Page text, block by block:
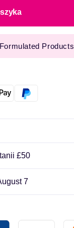
Products
£50
7